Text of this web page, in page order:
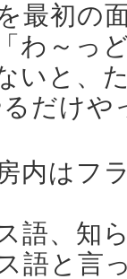
最初の
わ～っ
いと、
だけや
内はフ
語、知
語と言